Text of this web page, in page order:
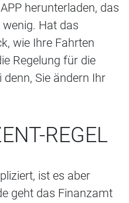
herunterladen, das
Hat das
wie Ihre Fahrten
Regelung für die
Sie ändern Ihr
REGEL
ist es aber
geht das Finanzamt